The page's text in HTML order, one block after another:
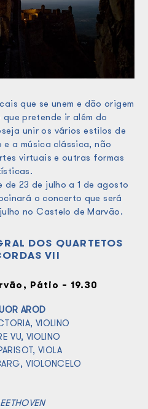
que se unem e dão origem
que pretende ir além do
unir os vários estilos de
a música clássica, não
virtuais e outras formas
23 de julho a 1 de agosto
o concerto que será
no Castelo de Marvão.
DOS QUARTETOS
VII
Pátio – 19.30
AROD
VIOLINO
VU, VIOLINO
VIOLA
VIOLONCELO